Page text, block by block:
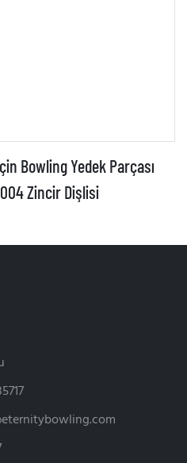
Bowling Yedek Parçası
Zincir Dişlisi